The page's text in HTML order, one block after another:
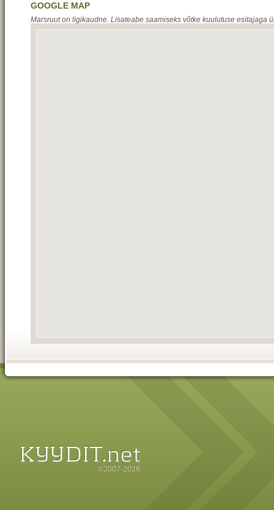
GOOGLE MAP
Marsruut on ligikaudne. Lisateabe saamiseks võtke kuulutuse esitajaga
©2007-2026